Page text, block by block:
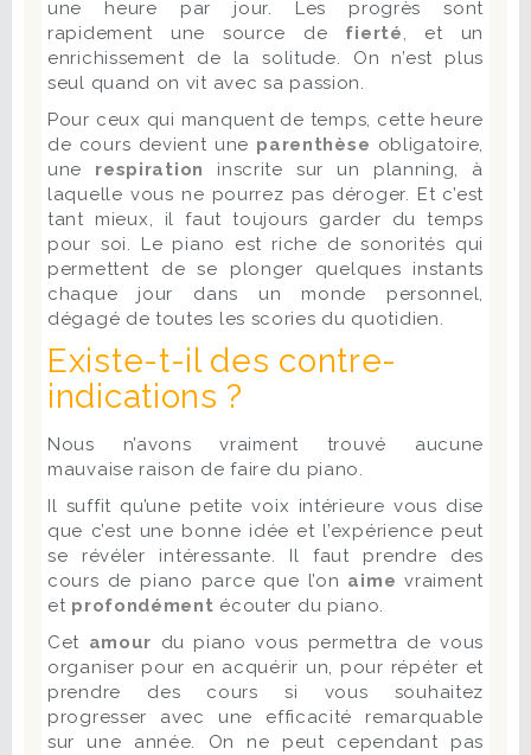
une heure par jour. Les progrès sont
rapidement une source de fierté, et un
enrichissement de la solitude. On n’est plus
seul quand on vit avec sa passion.
Pour ceux qui manquent de temps, cette heure
de cours devient une parenthèse obligatoire,
une respiration
inscrite sur un planning, à
laquelle vous ne pourrez pas déroger. Et c’est
tant mieux, il faut toujours garder du temps
pour soi. Le piano est riche de sonorités qui
permettent de se plonger quelques instants
chaque jour dans un monde personnel,
dégagé de toutes les scories du quotidien.
Existe-t-il des contre-
indications ?
Nous n’avons vraiment trouvé aucune
mauvaise raison de faire du piano.
Il suffit qu’une petite voix intérieure vous dise
que c’est une bonne idée et l’expérience peut
se révéler intéressante. Il faut prendre des
cours de piano parce que l’on aime vraiment
et profondément écouter du piano.
Cet amour du piano vous permettra de vous
organiser pour en acquérir un, pour répéter et
prendre des cours si vous souhaitez
progresser avec une efficacité remarquable
sur une année. On ne peut cependant pas